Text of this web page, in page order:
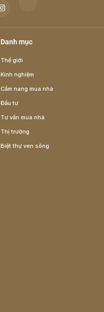
Danh mục
Thế giới
Kinh nghiệm
Cẩm nang mua nhà
Đầu tư
Tư vấn mua nhà
Thị trường
Biệt thự ven sông